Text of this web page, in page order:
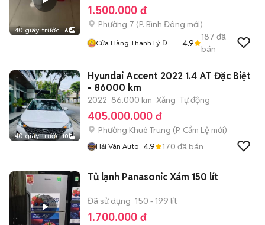
40 giây trước 6
1.500.000 đ
Phường 7 (P. Bình Đông mới)
Cửa Hàng Thanh Lý Đồ
4.9
187 đã
bán
40 giây trước 10
Hyundai Accent 2022 1.4 AT Đặc Biệt
- 86000 km
2022 86.000 km Xăng Tự động
405.000.000 đ
Phường Khuê Trung (P. Cẩm Lệ mới)
Hải Vân Auto 4.9 170 đã bán
Tủ lạnh Panasonic Xám 150 lít
Đã sử dụng 150 - 199 lít
1.700.000 đ